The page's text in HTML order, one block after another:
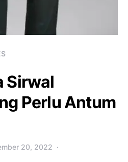
Sirwal
Perlu Antum
20, 2022